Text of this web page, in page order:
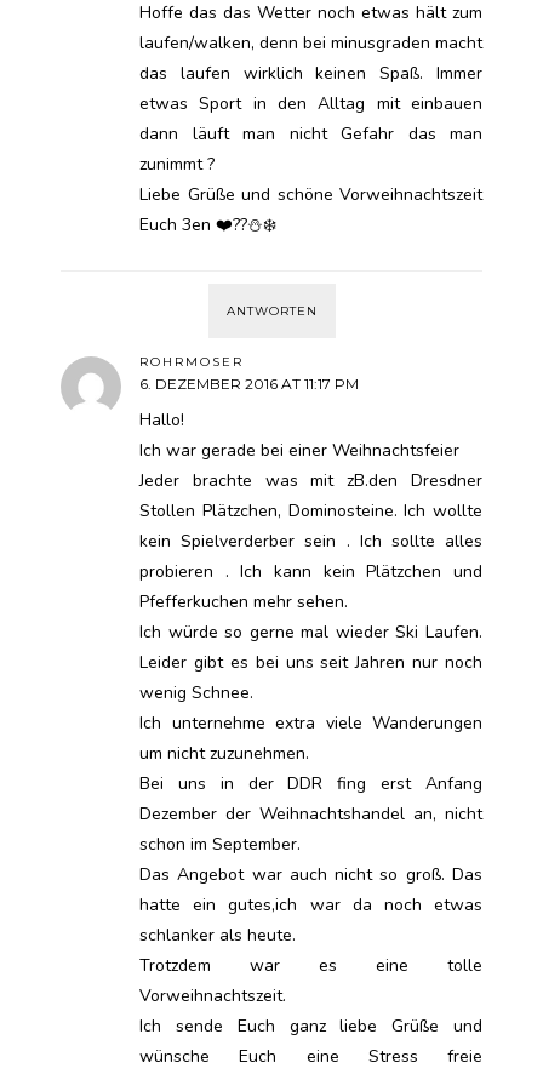
Hoffe das das Wetter noch etwas hält zum
laufen/walken, denn bei minusgraden macht
das laufen wirklich keinen Spaß. Immer
etwas Sport in den Alltag mit einbauen
dann läuft man nicht Gefahr das man
zunimmt ?
Liebe Grüße und schöne Vorweihnachtszeit
Euch 3en ❤️??⛄️❄️
ANTWORTEN
ROHRMOSER
6. DEZEMBER 2016 AT 11:17 PM
Hallo!
Ich war gerade bei einer Weihnachtsfeier
Jeder brachte was mit zB.den Dresdner
Stollen Plätzchen, Dominosteine. Ich wollte
kein Spielverderber sein . Ich sollte alles
probieren . Ich kann kein Plätzchen und
Pfefferkuchen mehr sehen.
Ich würde so gerne mal wieder Ski Laufen.
Leider gibt es bei uns seit Jahren nur noch
wenig Schnee.
Ich unternehme extra viele Wanderungen
um nicht zuzunehmen.
Bei uns in der DDR fing erst Anfang
Dezember der Weihnachtshandel an, nicht
schon im September.
Das Angebot war auch nicht so groß. Das
hatte ein gutes,ich war da noch etwas
schlanker als heute.
Trotzdem war es eine tolle
Vorweihnachtszeit.
Ich sende Euch ganz liebe Grüße und
wünsche Euch eine Stress freie